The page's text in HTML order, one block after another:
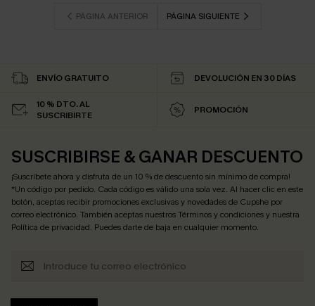
PÁGINA ANTERIOR PÁGINA SIGUIENTE
ENVÍO GRATUITO DEVOLUCIÓN EN 30 DÍAS
10 % DTO. AL
SUSCRIBIRTE
PROMOCIÓN
SUSCRIBIRSE & GANAR DESCUENTO
¡Suscríbete ahora y disfruta de un 10 % de descuento sin mínimo de compra!
*Un código por pedido. Cada código es válido una sola vez. Al hacer clic en este
botón, aceptas recibir promociones exclusivas y novedades de Cupshe por
correo electrónico. También aceptas nuestrosTérminos y condicionesy nuestra
Política de privacidad. Puedes darte de baja en cualquier momento.